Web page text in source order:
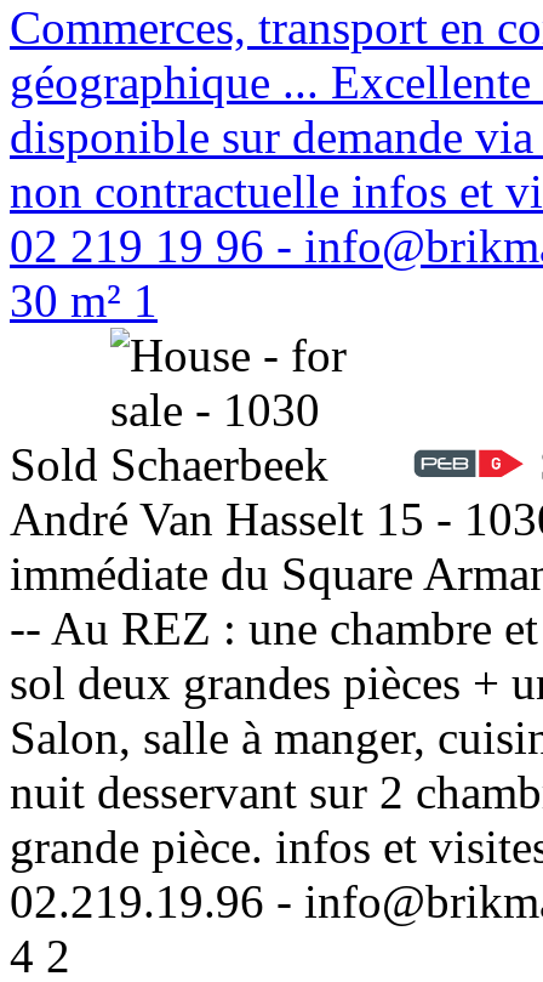
Commerces, transport en
géographique ...
disponible sur demande
non contractuelle infos et
02 219 19 96 -
30 m² 1
Sold
André Van Hasselt 15 -
immédiate du Square
-- Au REZ : une chambre
sol deux grandes pièces +
Salon, salle à manger,
nuit desservant sur 2
grande pièce. infos et
02.219.19.96 -
4 2